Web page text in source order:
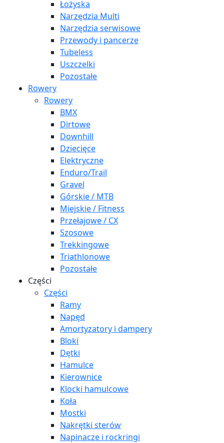
Łożyska
Narzędzia Multi
Narzędzia serwisowe
Przewody i pancerze
Tubeless
Uszczelki
Pozostałe
Rowery
Rowery
BMX
Dirtowe
Downhill
Dziecięce
Elektryczne
Enduro/Trail
Gravel
Górskie / MTB
Miejskie / Fitness
Przełajowe / CX
Szosowe
Trekkingowe
Triathlonowe
Pozostałe
Części
Części
Ramy
Napęd
Amortyzatory i dampery
Bloki
Dętki
Hamulce
Kierownice
Klocki hamulcowe
Koła
Mostki
Nakrętki sterów
Napinacze i rockringi